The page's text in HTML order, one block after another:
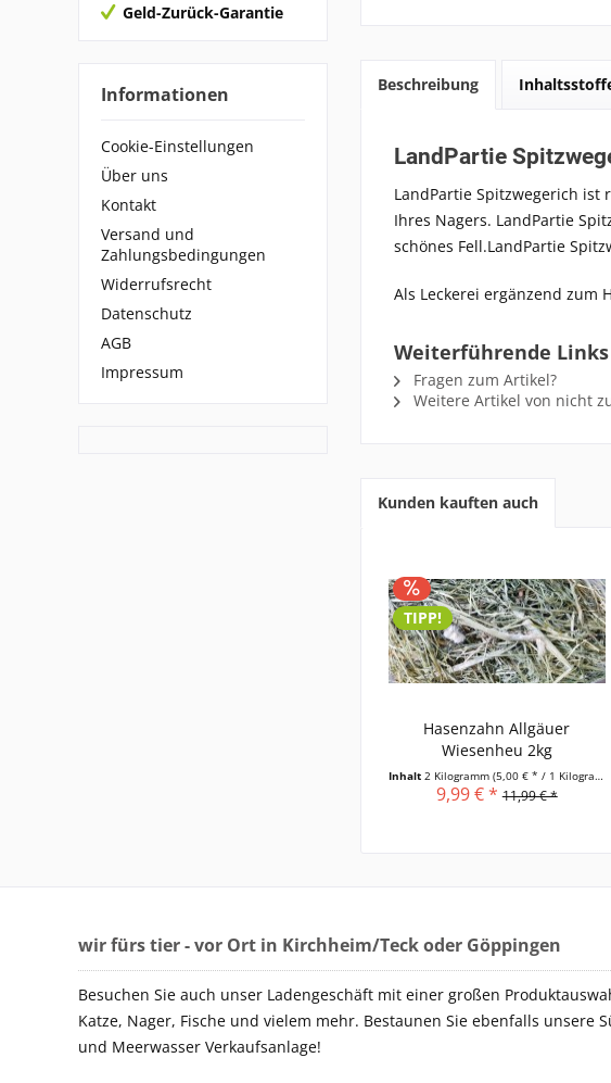
Geld-Zurück-Garantie
Informationen
Cookie-Einstellungen
Über uns
Kontakt
Versand und
Zahlungsbedingungen
Widerrufsrecht
Datenschutz
AGB
Impressum
Beschreibung
LandPartie
LandPartie Spitzwegerich ist
Ihres Nagers. LandPartie
schönes Fell.LandPartie
Als Leckerei ergänzend zum
Weiterführende
Fragen zum Artikel?
Weitere Artikel von nicht
Kunden kauften auch
TIPP!
Hasenzahn Allgäuer
Wiesenheu 2kg
Inhalt 2 Kilogramm (5,00 € * / 1 Kilogramm)
9,99 € * 11,99 € *
wir fürs tier - vor Ort in Kirchheim/Teck oder Göppingen
Besuchen Sie auch unser Ladengeschäft mit einer großen
Katze, Nager, Fische und vielem mehr. Bestaunen Sie ebenfalls unsere
und Meerwasser Verkaufsanlage!